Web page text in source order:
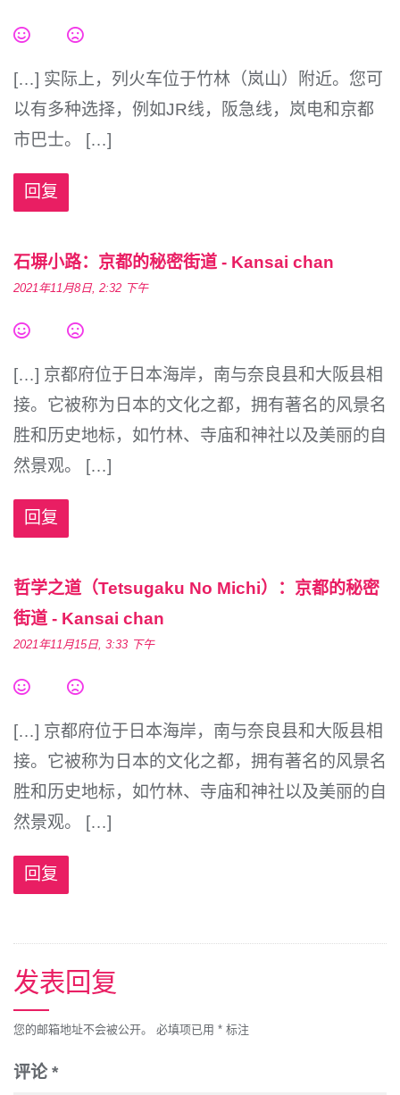
[…] 实际上，列火车位于竹林（岚山）附近。您可
以有多种选择，例如JR线，阪急线，岚电和京都
市巴士。 […]
回复
石塀小路：京都的秘密街道 - Kansai chan
2021年11月8日, 2:32 下午
[…] 京都府位于日本海岸，南与奈良县和大阪县相
接。它被称为日本的文化之都，拥有著名的风景名
胜和历史地标，如竹林、寺庙和神社以及美丽的自
然景观。 […]
回复
哲学之道（Tetsugaku No Michi）：京都的秘密
街道 - Kansai chan
2021年11月15日, 3:33 下午
[…] 京都府位于日本海岸，南与奈良县和大阪县相
接。它被称为日本的文化之都，拥有著名的风景名
胜和历史地标，如竹林、寺庙和神社以及美丽的自
然景观。 […]
回复
发表回复
您的邮箱地址不会被公开。 必填项已用 * 标注
评论*